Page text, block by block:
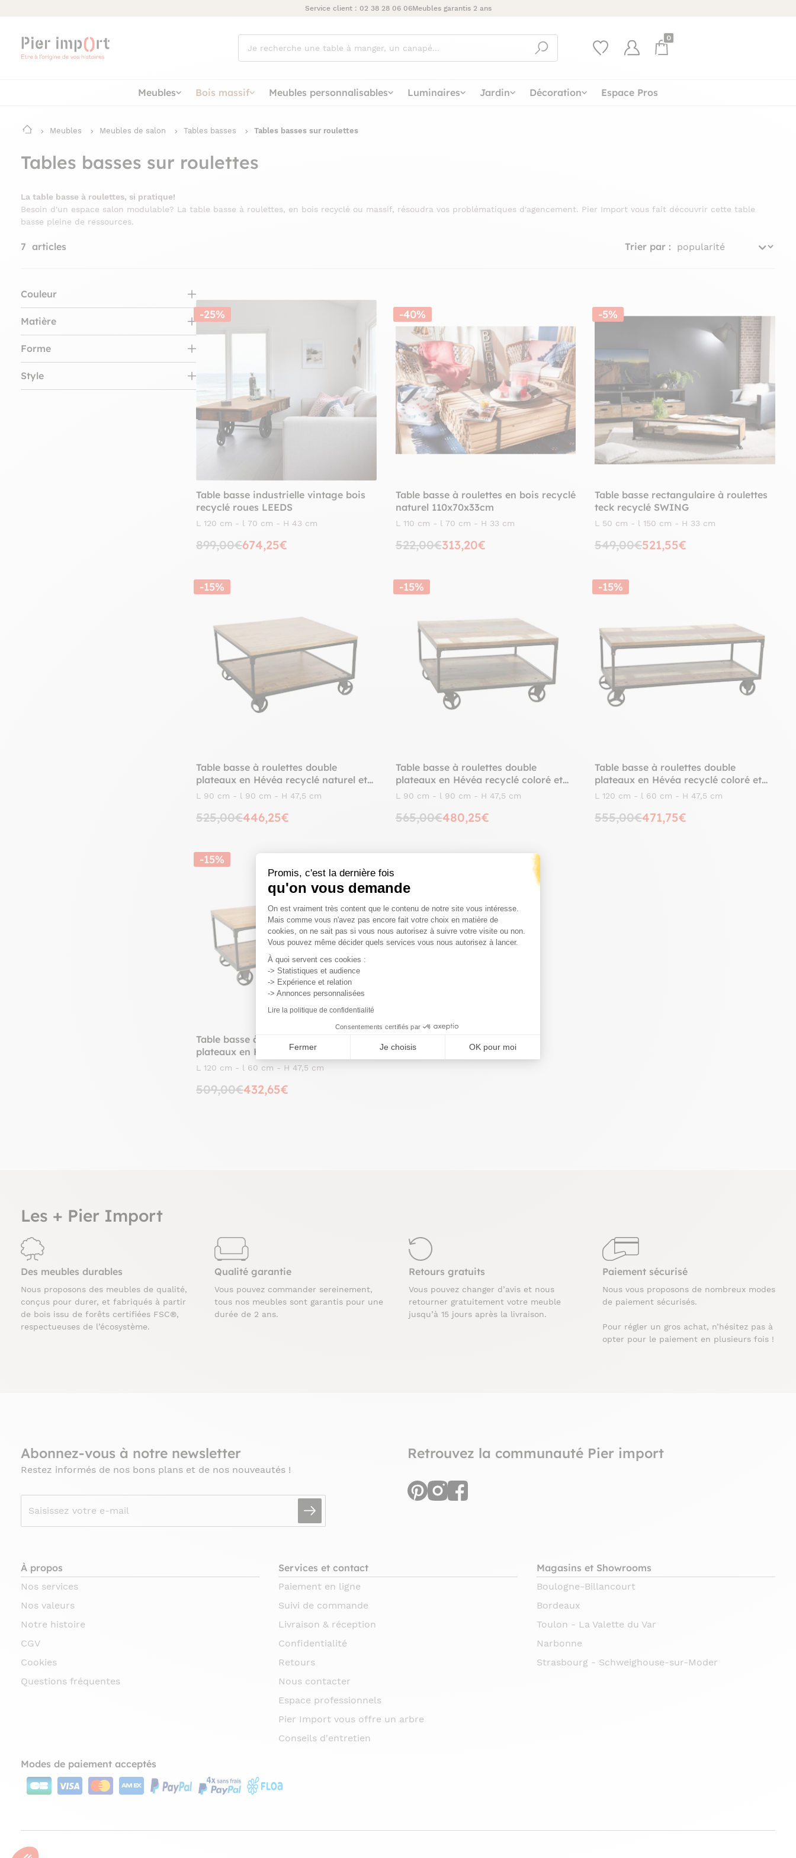
Promis, c'est la dernière fois
qu'on vous demande
Plateforme de Gestion du Consentement : Personnalisez vos Options
On est vraiment très content que le contenu de notre site vous intéresse.
Mais comme vous n'avez pas encore fait votre choix en matière de
cookies, on ne sait pas si vous nous autorisez à suivre votre visite ou non.
Vous pouvez même décider quels services vous nous autorisez à lancer.
À quoi servent ces cookies :
-> Statistiques et audience
-> Expérience et relation
-> Annonces personnalisées
Lire la politique de confidentialité
Consentements certifiés par
Fermer Je choisis OK pour moi
Service client : 02 38 28 06 06Meubles garantis 2 ans
cherchez
vous ?
0
Meubles Bois massif Meubles personnalisables Luminaires Jardin Décoration Espace Pros
Meubles Meubles de salon Tables basses Tables basses sur roulettes
Tables basses sur roulettes
La table basse à roulettes, si pratique!
Besoin d'un espace salon modulable? La table basse à roulettes, en bois recyclé ou massif, résoudra vos problématiques d'agencement. Pier Import vous fait découvrir cette table
basse pleine de ressources.
7 articles Trier par :
Couleur
Bois naturel (7)
Matière
Bois (7)
Forme
Carré (2)
Style
-25%
Table basse industrielle vintage bois
recyclé roues LEEDS
L 120 cm - l 70 cm - H 43 cm
899,00€674,25€
-40%
Table basse à roulettes en bois recyclé
naturel 110x70x33cm
L 110 cm - l 70 cm - H 33 cm
522,00€313,20€
-5%
Table basse rectangulaire à roulettes
teck recyclé SWING
L 50 cm - l 150 cm - H 33 cm
549,00€521,55€
-15%
Table basse à roulettes double
plateaux en Hévéa recyclé naturel et
métal 90x90x47cm LOFT
L 90 cm - l 90 cm - H 47,5 cm
525,00€446,25€
-15%
Table basse à roulettes double
plateaux en Hévéa recyclé coloré et
métal 90x90x47cm LOFT COLORS
L 90 cm - l 90 cm - H 47,5 cm
565,00€480,25€
-15%
Table basse à roulettes double
plateaux en Hévéa recyclé coloré et
métal 120x60x47cm LOFT COLORS
L 120 cm - l 60 cm - H 47,5 cm
555,00€471,75€
-15%
Table basse à roulettes double
plateaux en Hévéa recyclé naturel et
métal 120x60x47cm LOFT
L 120 cm - l 60 cm - H 47,5 cm
509,00€432,65€
Les + Pier Import
Des meubles durables
Nous proposons des meubles de qualité,
conçus pour durer, et fabriqués à partir
de bois issu de forêts certifiées FSC®,
respectueuses de l’écosystème.
Qualité garantie
Vous pouvez commander sereinement,
tous nos meubles sont garantis pour une
durée de 2 ans.
Retours gratuits
Vous pouvez changer d’avis et nous
retourner gratuitement votre meuble
jusqu’à 15 jours après la livraison.
Paiement sécurisé
Nous vous proposons de nombreux modes
de paiement sécurisés.
Pour régler un gros achat, n’hésitez pas à
opter pour le paiement en plusieurs fois !
Abonnez-vous à notre newsletter
Restez informés de nos bons plans et de nos nouveautés !
Retrouvez la communauté Pier import
À propos
Nos services
Nos valeurs
Notre histoire
CGV
Cookies
Questions fréquentes
Services et contact
Paiement en ligne
Suivi de commande
Livraison & réception
Confidentialité
Retours
Nous contacter
Espace professionnels
Pier Import vous offre un arbre
Conseils d'entretien
Magasins et Showrooms
Boulogne-Billancourt
Bordeaux
Toulon - La Valette du Var
Narbonne
Strasbourg - Schweighouse-sur-Moder
Modes de paiement acceptés